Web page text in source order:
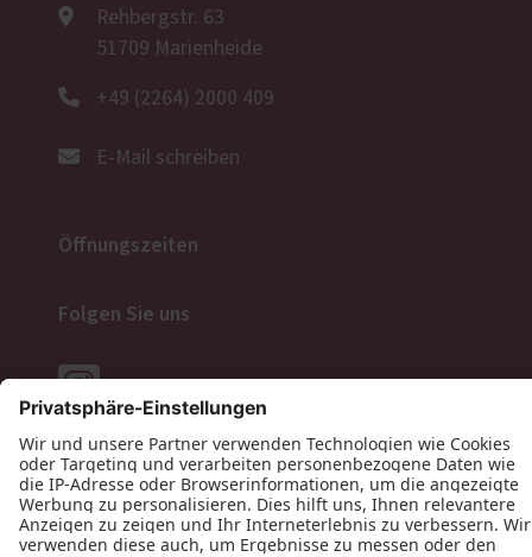
Rehbergstr. 63
51709 Marienheide
+49 (2264) 2000 409
E-Mail schreiben
Öffnungszeiten
Folgen Sie uns